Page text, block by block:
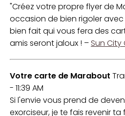
"Créez votre propre flyer de
occasion de bien rigoler
bien fait qui vous fera des
amis seront jaloux ! – Sun City
Votre carte de Marabout
- 11:39 AM
Si l'envie vous prend de
exorciseur, je te fais revenir ta